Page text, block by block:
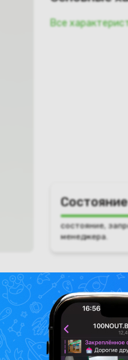
Все
Состояние
состояние,
менеджера.